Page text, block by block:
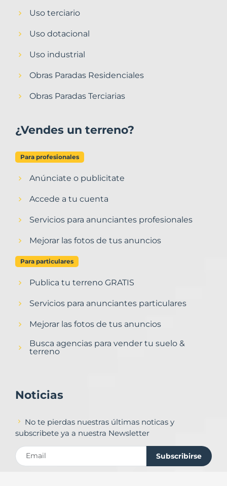
Uso terciario
Uso dotacional
Uso industrial
Obras Paradas Residenciales
Obras Paradas Terciarias
¿Vendes un terreno?
Para profesionales
Anúnciate o publicitate
Accede a tu cuenta
Servicios para anunciantes profesionales
Mejorar las fotos de tus anuncios
Para particulares
Publica tu terreno GRATIS
Servicios para anunciantes particulares
Mejorar las fotos de tus anuncios
Busca agencias para vender tu suelo &
terreno
Noticias
No te pierdas nuestras últimas noticas y
subscribete ya a nuestra Newsletter
Subscribirse